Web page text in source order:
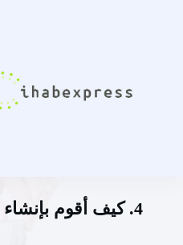
4. كيف أقوم بإنشاء هوية علامتي التجارية؟